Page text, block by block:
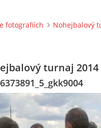
fotografiích
Nohejbalový
turnaj 2014